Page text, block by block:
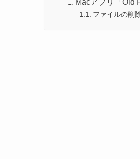
Macアプリ「Old
ファイルの削